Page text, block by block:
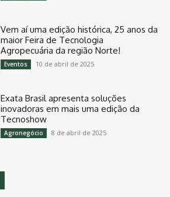
Vem aí uma edição histórica, 25 anos da
maior Feira de Tecnologia
Agropecuária da região Norte!
Eventos 10 de abril de 2025
Exata Brasil apresenta soluções
inovadoras em mais uma edição da
Tecnoshow
Agronegócio 8 de abril de 2025